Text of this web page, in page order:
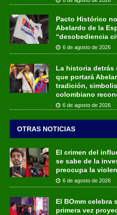
Pacto Histórico
Abelardo de la
“desobediencia
6 de agosto de 2026
La historia detrás
que portará
tradición,
colombiano
6 de agosto de 2026
OTRAS NOTICIAS
El crimen del
se sabe de la
preocupa la
6 de agosto de 2026
El BOmm celebra
primera vez